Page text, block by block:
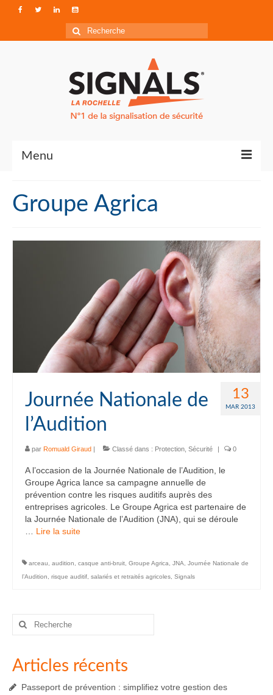
Rechercher
:
Menu
Qui sommes-nous ?
Accéder à Signals
Groupe Agrica
13
MAR 2013
Journée Nationale de
l’Audition
par Romuald Giraud | Classé dans : Protection Sécurité | 0
A l’occasion de la Journée Nationale de l’Audition, le
Groupe Agrica lance sa campagne annuelle de
prévention contre les risques auditifs auprès des
entreprises agricoles. Le Groupe Agrica est partenaire de
la Journée Nationale de l’Audition (JNA), qui se déroule
Lire la suite­­
arceau audition casque anti-bruit Groupe Agrica JNA
Journée Nationale de
l’Audition
risque auditif salariés et retraités agricoles Signals
Rechercher
Articles récents
Passeport de prévention : simplifiez votre gestion des